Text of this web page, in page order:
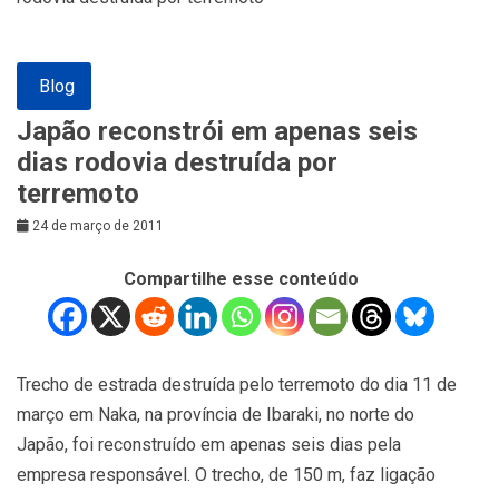
Blog
Japão reconstrói em apenas seis
dias rodovia destruída por
terremoto
24 de março de 2011
Compartilhe esse conteúdo
Trecho de estrada destruída pelo terremoto do dia 11 de
março em Naka, na província de Ibaraki, no norte do
Japão, foi reconstruído em apenas seis dias pela
empresa responsável. O trecho, de 150 m, faz ligação